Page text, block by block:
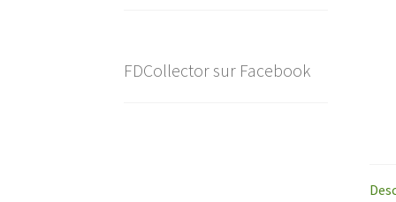
FDCollector sur Facebook